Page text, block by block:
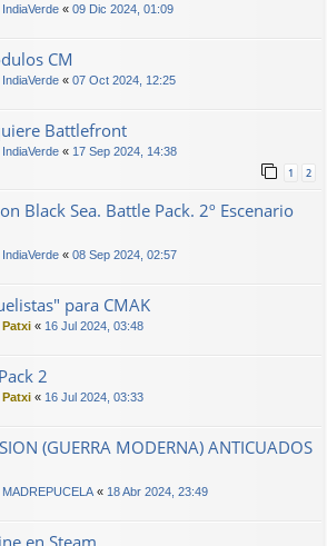
IndiaVerde « 09 Dic 2024, 01:09
CM
IndiaVerde « 07 Oct 2024, 12:25
Battlefront
IndiaVerde « 17 Sep 2024, 14:38
1 2
Black Sea. Battle Pack. 2º Escenario
IndiaVerde « 08 Sep 2024, 02:57
para CMAK
Patxi « 16 Jul 2024, 03:48
2
Patxi « 16 Jul 2024, 03:33
(GUERRA MODERNA) ANTICUADOS
MADREPUCELA « 18 Abr 2024, 23:49
en Steam